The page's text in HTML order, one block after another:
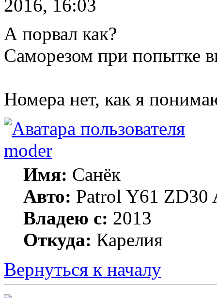
2016, 16:03
А порвал как?
Саморезом при попытке
Номера нет, как я
moder
Имя: Санёк
Авто: Patrol Y61 ZD30
Владею с: 2013
Откуда: Карелия
Вернуться к началу